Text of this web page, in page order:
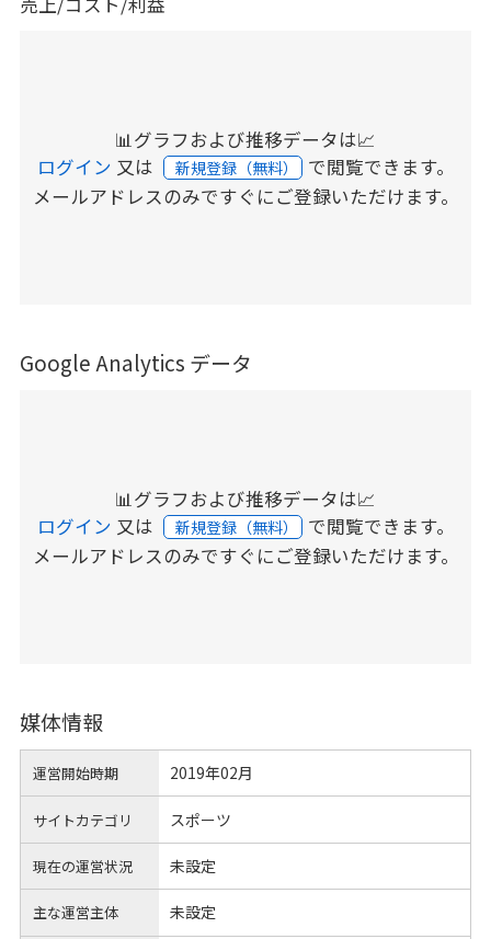
📊グラフおよび推移データは📈
ログイン 又は 新規登録（無料） で閲覧できます。
メールアドレスのみですぐにご登録いただけます。
Google Analytics データ
📊グラフおよび推移データは📈
ログイン 又は 新規登録（無料） で閲覧できます。
メールアドレスのみですぐにご登録いただけます。
媒体情報
運営開始時期 2019年02月
サイトカテゴリ スポーツ
現在の運営状況 未設定
主な運営主体 未設定